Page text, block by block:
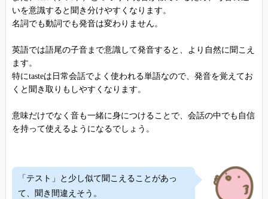
いを意識すると聞き分けやすくなります。
名詞でも動詞でも発音は変わりません。
英語では語尾の子音まで意識して発音すると、より自然に聞こえ
ます。
特にtasteは日常会話でよく使われる単語なので、発音を覚えてお
くと聞き取りもしやすくなります。
意味だけでなく音も一緒に身につけることで、会話の中でも自信
を持って使えるようになるでしょう。
「テスト」と少し似て聞こえることがあっ
て、聞き間違えそう。